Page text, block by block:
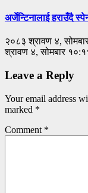
अर्जेन्टिनालाई हराउँदै
२०८३ श्रावण ४,
श्रावण ४, सोमबार
Leave a Reply
Your email address
marked *
Comment *